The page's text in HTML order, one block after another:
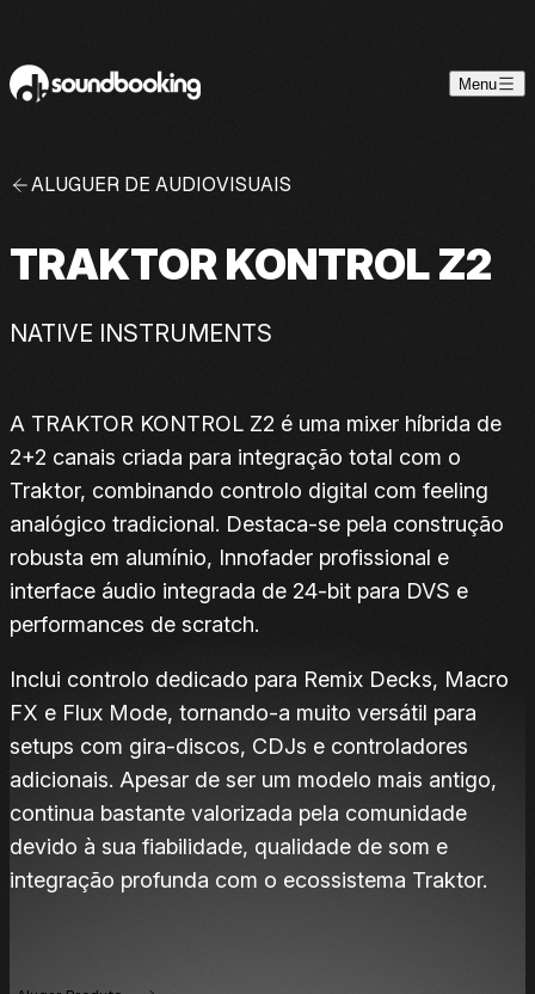
Menu
ALUGUER DE AUDIOVISUAIS
TRAKTOR KONTROL Z2
NATIVE INSTRUMENTS
A TRAKTOR KONTROL Z2 é uma mixer híbrida de
2+2 canais criada para integração total com o
Traktor, combinando controlo digital com feeling
analógico tradicional. Destaca-se pela construção
robusta em alumínio, Innofader profissional e
interface áudio integrada de 24-bit para DVS e
performances de scratch.
Inclui controlo dedicado para Remix Decks, Macro
FX e Flux Mode, tornando-a muito versátil para
setups com gira-discos, CDJs e controladores
adicionais. Apesar de ser um modelo mais antigo,
continua bastante valorizada pela comunidade
devido à sua fiabilidade, qualidade de som e
integração profunda com o ecossistema Traktor.